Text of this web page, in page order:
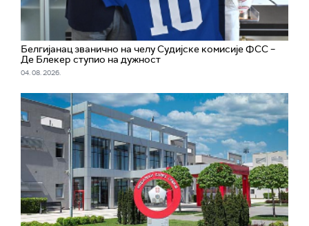
Белгијанац званично на челу Судијске комисије ФСС –
Де Блекер ступио на дужност
04. 08. 2026.